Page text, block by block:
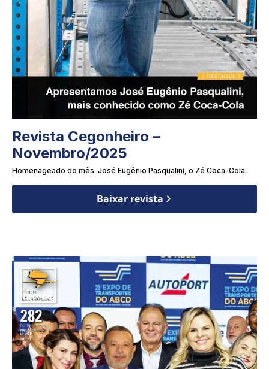
Revista Cegonheiro –
Novembro/2025
Homenageado do mês: José Eugênio Pasqualini, o Zé Coca-Cola.
Baixar revista